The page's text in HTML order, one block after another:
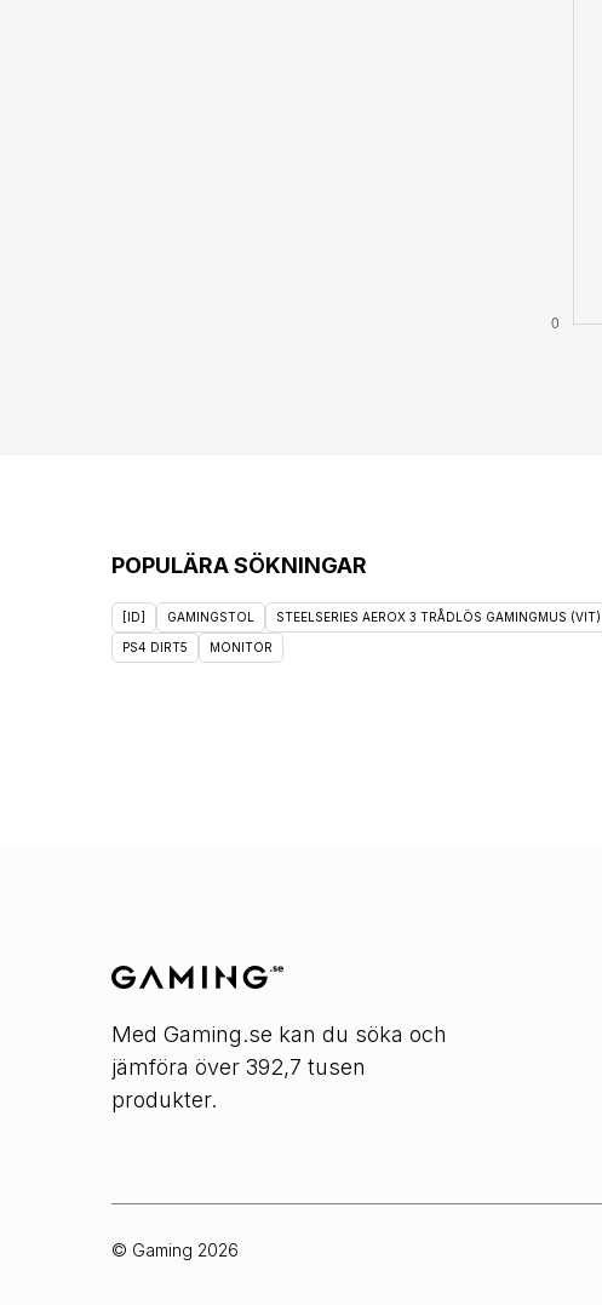
POPULÄRA SÖKNINGAR
[ID] GAMINGSTOL STEELSERIES AEROX 3 TRÅDLÖS GAMINGMUS (VIT)
PS4 DIRT5 MONITOR
Med Gaming.se kan du söka och
jämföra över 392,7 tusen
produkter.
© Gaming 2026